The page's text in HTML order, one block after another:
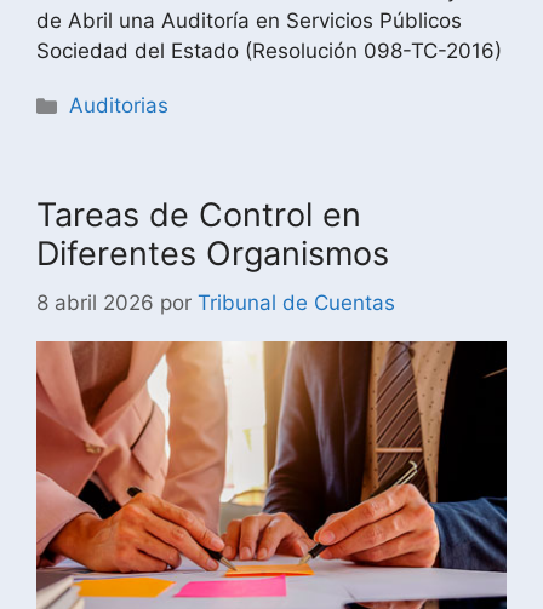
de Abril una Auditoría en Servicios Públicos
Sociedad del Estado (Resolución 098-TC-2016)
Auditorias
Tareas de Control en
Diferentes Organismos
8 abril 2026 por Tribunal de Cuentas